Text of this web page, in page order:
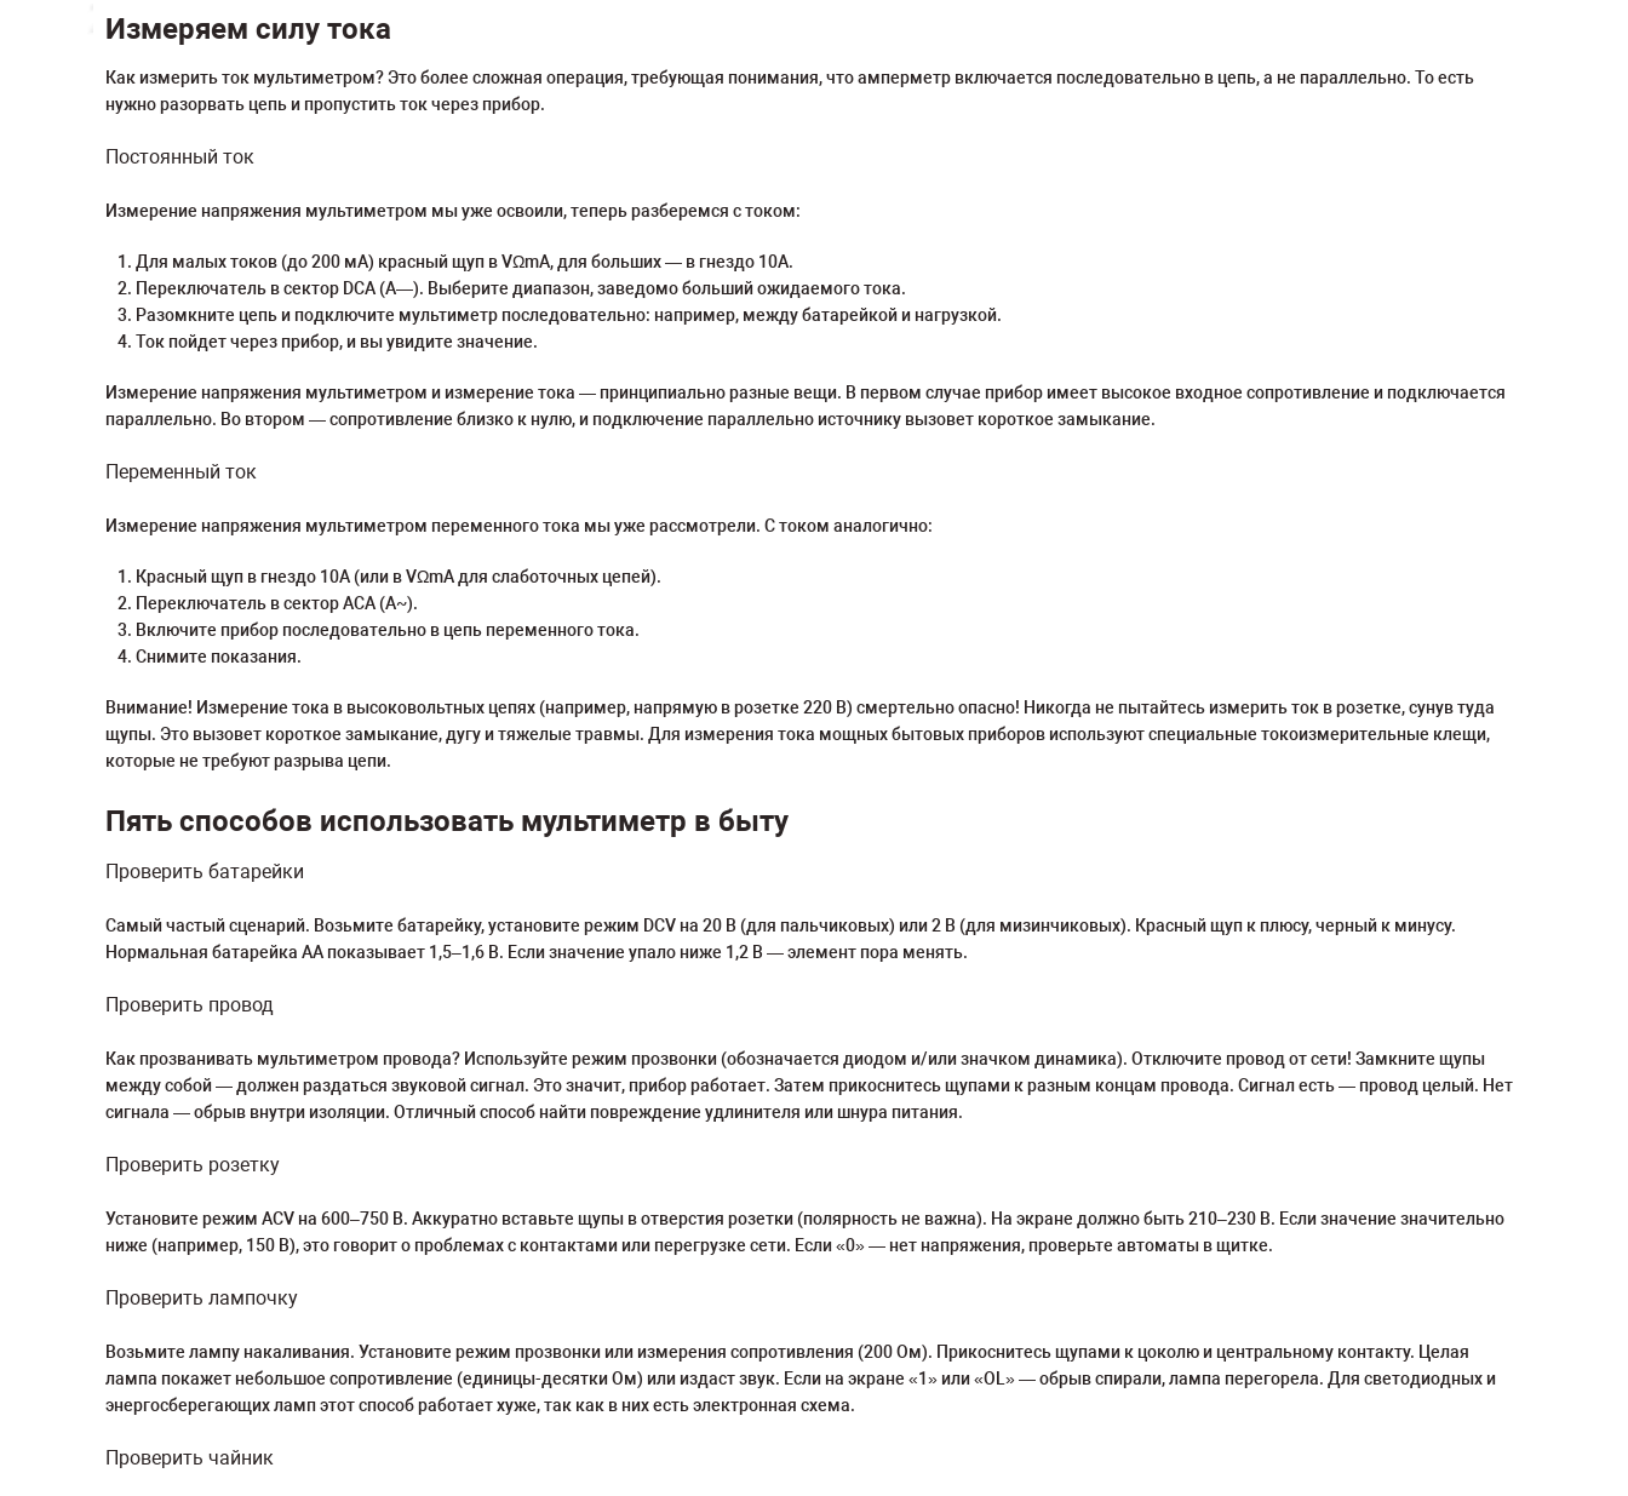
Измеряем силу тока
Как измерить ток мультиметром? Это более сложная операция, требующая понимания, что амперметр включается последовательно в цепь, а не параллельно. То есть
нужно разорвать цепь и пропустить ток через прибор.
Постоянный ток
Измерение напряжения мультиметром мы уже освоили, теперь разберемся с током:
Для малых токов (до 200 мА) красный щуп в VΩmA, для больших — в гнездо 10А.
Переключатель в сектор DCA (A—). Выберите диапазон, заведомо больший ожидаемого тока.
Разомкните цепь и подключите мультиметр последовательно: например, между батарейкой и нагрузкой.
Ток пойдет через прибор, и вы увидите значение.
Измерение напряжения мультиметром и измерение тока — принципиально разные вещи. В первом случае прибор имеет высокое входное сопротивление и подключается
параллельно. Во втором — сопротивление близко к нулю, и подключение параллельно источнику вызовет короткое замыкание.
Переменный ток
Измерение напряжения мультиметром переменного тока мы уже рассмотрели. С током аналогично:
Красный щуп в гнездо 10А (или в VΩmA для слаботочных цепей).
Переключатель в сектор ACA (A~).
Включите прибор последовательно в цепь переменного тока.
Снимите показания.
Внимание! Измерение тока в высоковольтных цепях (например, напрямую в розетке 220 В) смертельно опасно! Никогда не пытайтесь измерить ток в розетке, сунув туда
щупы. Это вызовет короткое замыкание, дугу и тяжелые травмы. Для измерения тока мощных бытовых приборов используют специальные токоизмерительные клещи,
которые не требуют разрыва цепи.
Пять способов использовать мультиметр в быту
Проверить батарейки
Самый частый сценарий. Возьмите батарейку, установите режим DCV на 20 В (для пальчиковых) или 2 В (для мизинчиковых). Красный щуп к плюсу, черный к минусу.
Нормальная батарейка АА показывает 1,5–1,6 В. Если значение упало ниже 1,2 В — элемент пора менять.
Проверить провод
Как прозванивать мультиметром провода? Используйте режим прозвонки (обозначается диодом и/или значком динамика). Отключите провод от сети! Замкните щупы
между собой — должен раздаться звуковой сигнал. Это значит, прибор работает. Затем прикоснитесь щупами к разным концам провода. Сигнал есть — провод целый. Нет
сигнала — обрыв внутри изоляции. Отличный способ найти повреждение удлинителя или шнура питания.
Проверить розетку
Установите режим ACV на 600–750 В. Аккуратно вставьте щупы в отверстия розетки (полярность не важна). На экране должно быть 210–230 В. Если значение значительно
ниже (например, 150 В), это говорит о проблемах с контактами или перегрузке сети. Если «0» — нет напряжения, проверьте автоматы в щитке.
Проверить лампочку
Возьмите лампу накаливания. Установите режим прозвонки или измерения сопротивления (200 Ом). Прикоснитесь щупами к цоколю и центральному контакту. Целая
лампа покажет небольшое сопротивление (единицы-десятки Ом) или издаст звук. Если на экране «1» или «OL» — обрыв спирали, лампа перегорела. Для светодиодных и
энергосберегающих ламп этот способ работает хуже, так как в них есть электронная схема.
Проверить чайник